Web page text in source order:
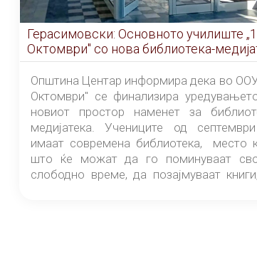
Герасимовски: Основното училиште
Октомври" со нова библиотека-
од септември
Општина Центар информира дека во ООУ
Октомври" се финализира
новиот простор наменет за
медијатека. Учениците од
имаат современа библиотека, место
што ќе можат да го поминуваат
слободно време, да позајмуваат